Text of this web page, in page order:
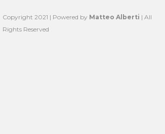
Copyright 2021 | Powered by Matteo Alberti | All
Rights Reserved